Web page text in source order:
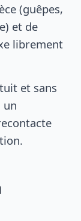
(guêpes,
et de
librement
et sans
un